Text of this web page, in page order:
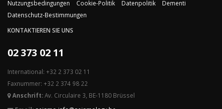
Nutzungsbedingungen
Cookie-Politik Datenpolitik
Dementi
Datenschutz-Bestimmungen
KONTAKTIEREN SIE UNS
02 373 02 11
International: +32 2 373 02 11
Faxnummer: +32 2 374 98 22
Anschrift:Av. Circulaire 3, BE-1180 Brüssel